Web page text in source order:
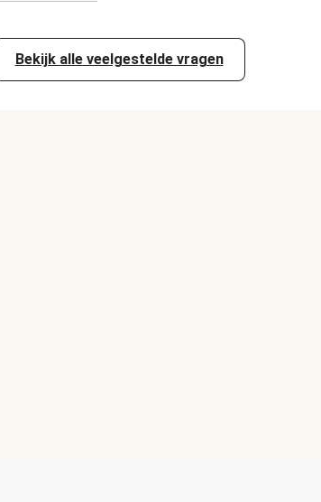
Bekijk alle veelgestelde vragen